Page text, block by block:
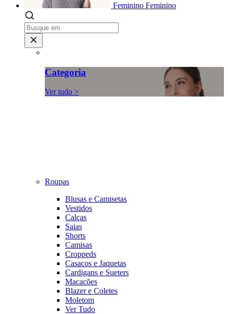
Feminino Feminino
Categoria
Ver tudo >
Roupas
Blusas e Camisetas
Vestidos
Calças
Saias
Shorts
Camisas
Croppeds
Casacos e Jaquetas
Cardigans e Sueters
Macacões
Blazer e Coletes
Moletom
Ver Tudo